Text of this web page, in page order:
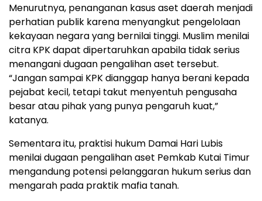
Menurutnya, penanganan kasus aset daerah menjadi
perhatian publik karena menyangkut pengelolaan
kekayaan negara yang bernilai tinggi. Muslim menilai
citra KPK dapat dipertaruhkan apabila tidak serius
menangani dugaan pengalihan aset tersebut.
“Jangan sampai KPK dianggap hanya berani kepada
pejabat kecil, tetapi takut menyentuh pengusaha
besar atau pihak yang punya pengaruh kuat,”
katanya.
Sementara itu, praktisi hukum Damai Hari Lubis
menilai dugaan pengalihan aset Pemkab Kutai Timur
mengandung potensi pelanggaran hukum serius dan
mengarah pada praktik mafia tanah.